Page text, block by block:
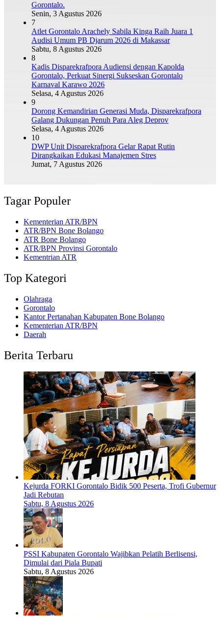
Gorontalo.
Senin, 3 Agustus 2026
7
Atlet Gorontalo Arachely Sabila Kinga Raih Juara 1
Audisi Umum PB Djarum 2026 di Makassar
Sabtu, 8 Agustus 2026
8
Kadis Disparekrafpora Audiensi dengan Kapolda
Gorontalo, Perkuat Sinergi Sukseskan Gorontalo
Karnaval Karawo 2026
Selasa, 4 Agustus 2026
9
Dorong Kemandirian Generasi Muda, Disparekrafpora
Galang Dukungan Penuh Para Aleg Deprov
Selasa, 4 Agustus 2026
10
DWP Unit Disparekrafpora Gelar Rapat Rutin
Dirangkaikan Edukasi Manajemen Stres
Jumat, 7 Agustus 2026
Tagar Populer
Kementerian ATR/BPN
ATR/BPN Bone Bolango
ATR Bone Bolango
ATR/BPN Provinsi Gorontalo
Kementrian ATR
Top Kategori
Olahraga
Gorontalo
Kantor Pertanahan Kabupaten Bone Bolango
Kementerian ATR/BPN
Daerah
Berita Terbaru
Kejurda FORKI Gorontalo Bidik 500 Peserta, Trofi Gubernur
Jadi Rebutan
Sabtu, 8 Agustus 2026
PSSI Kabupaten Gorontalo Wajibkan Pelatih Berlisensi,
Dimulai dari Piala Bupati
Sabtu, 8 Agustus 2026